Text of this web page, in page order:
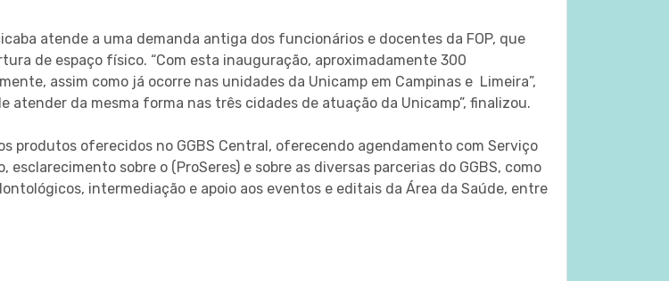
atende a uma demanda antiga dos funcionários e docentes da FOP, que
de espaço físico. “Com esta inauguração, aproximadamente 300
assim como já ocorre nas unidades da Unicamp em Campinas e Limeira”,
atender da mesma forma nas três cidades de atuação da Unicamp”, finalizou.
produtos oferecidos no GGBS Central, oferecendo agendamento com Serviço
sobre o (ProSeres) e sobre as diversas parcerias do GGBS, como
intermediação e apoio aos eventos e editais da Área da Saúde, entre